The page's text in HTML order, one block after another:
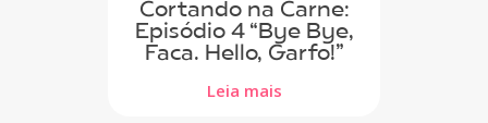
Cortando na Carne:
Episódio 4 “Bye Bye,
Faca. Hello, Garfo!”
Leia mais